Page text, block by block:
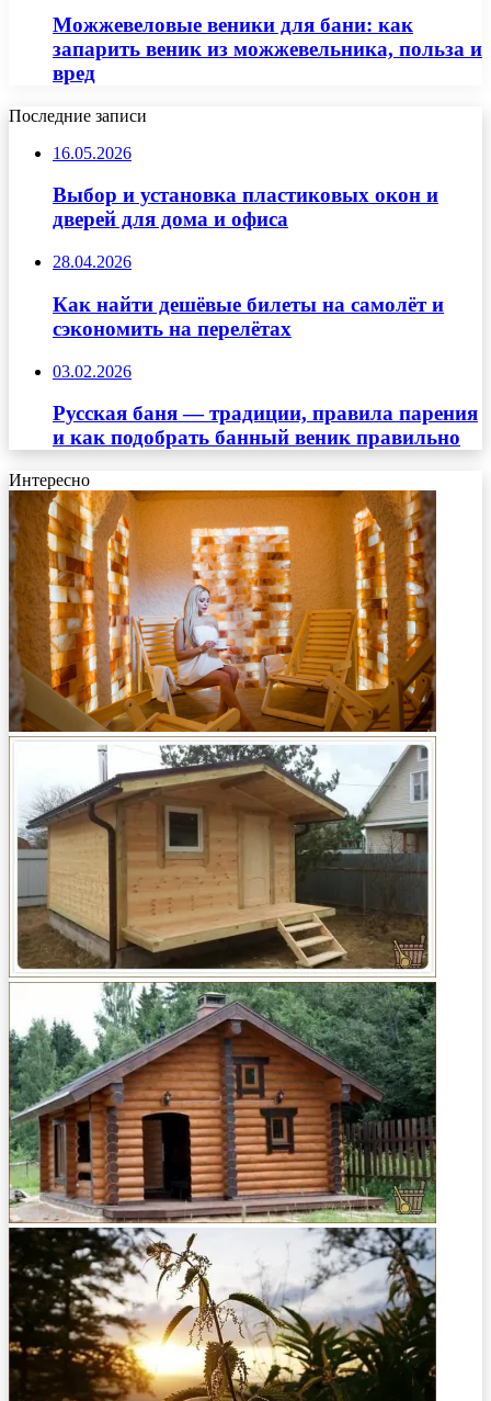
Можжевеловые веники для бани: как
запарить веник из можжевельника, польза и
вред
Последние записи
16.05.2026
Выбор и установка пластиковых окон и
дверей для дома и офиса
28.04.2026
Как найти дешёвые билеты на самолёт и
сэкономить на перелётах
03.02.2026
Русская баня — традиции, правила парения
и как подобрать банный веник правильно
Интересно